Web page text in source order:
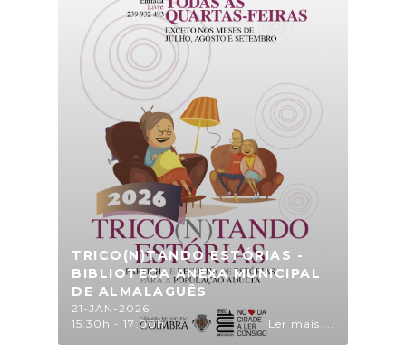
TRICO(N)TANDO ESTÓRIAS -
BIBLIOTECA ANEXA MUNICIPAL
DE ALMALAGUÊS
21-JAN-2026
15:30h - 17:00h
Ler mais ...